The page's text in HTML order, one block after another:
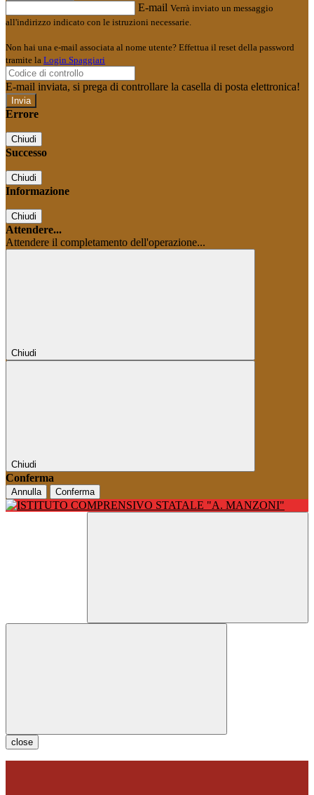
E-mail Verrà inviato un messaggio
all'indirizzo indicato con le istruzioni necessarie.
Non hai una e-mail associata al nome utente? Effettua il reset della password
tramite la Login Spaggiari
E-mail inviata, si prega di controllare la casella di posta elettronica!
Errore
Chiudi
Successo
Chiudi
Informazione
Chiudi
Attendere...
Attendere il completamento dell'operazione...
Chiudi
Chiudi
Conferma
Annulla Conferma
close